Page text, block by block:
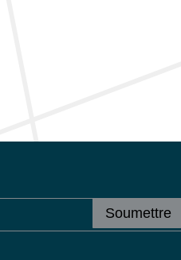
Soumettre